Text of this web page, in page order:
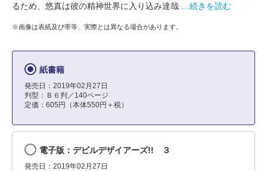
るため、悠真は彼の精神世界に入り込み達哉
…続きを読む
※画像は表紙及び帯等、実際とは異なる場合があります。
紙書籍
発売日：2019年02月27日
判型：Ｂ６判／140ページ
定価：605円（本体550円＋税）
電子版：デビルデザイアーズ!! ３
発売日：2019年02月27日